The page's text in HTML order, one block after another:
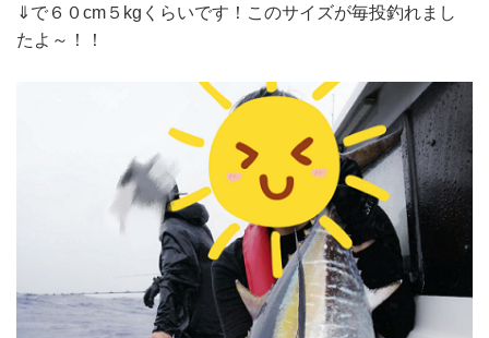
⇓で６０cm５kgくらいです！このサイズが毎投釣れまし
たよ～！！